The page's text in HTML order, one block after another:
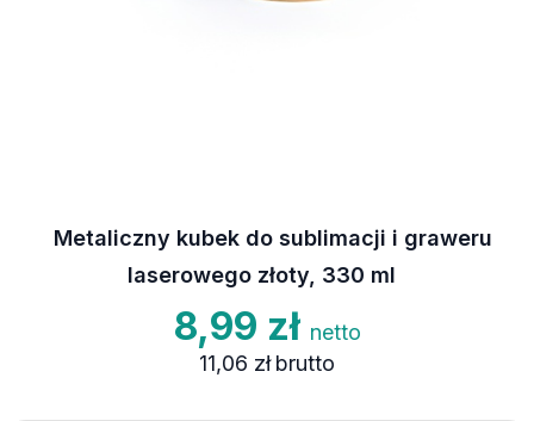
Metaliczny kubek do sublimacji i graweru
laserowego złoty, 330 ml
8,99 zł netto
11,06 zł brutto